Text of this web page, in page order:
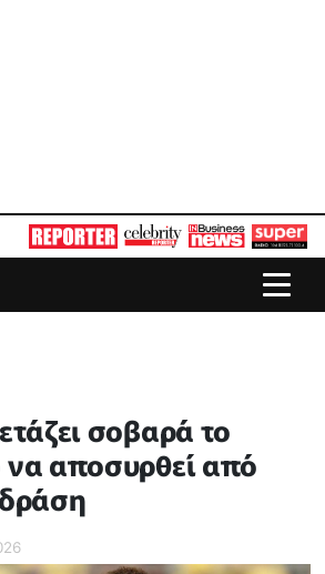
σοβαρά το
να αποσυρθεί από